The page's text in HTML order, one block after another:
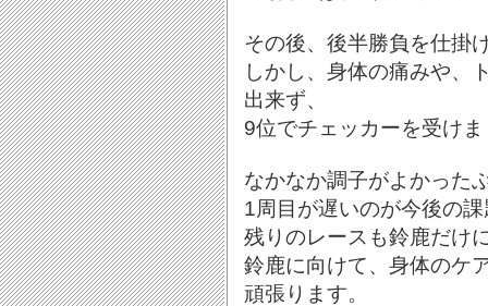
その後、後半勝負を仕掛
しかし、身体の痛みや、
出来ず、
9位でチェッカーを受け
なかなか調子がよかった
1周目が遅いのが今後の
残りのレースも鈴鹿だけ
鈴鹿に向けて、身体のケ
頑張ります。